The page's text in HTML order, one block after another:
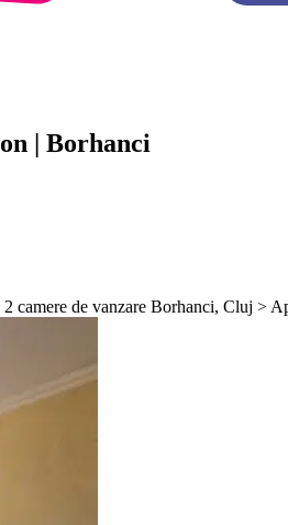
| Borhanci
de vanzare Borhanci, Cluj >